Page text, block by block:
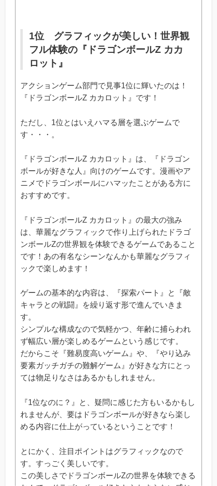
1位 グラフィックが美しい！世界観
フル体験の『ドラゴンボールZ カカ
ロット』
アクションゲーム部門で見事1位に輝いたのは！
『ドラゴンボールZ カカロット』です！
ただし、1位とはいえハマる層を選ぶゲームで
す・・・。
『ドラゴンボールZ カカロット』は、『ドラゴン
ボールが好きな人』向けのゲームです。漫画やア
ニメでドラゴンボールにハマッたことがある方に
おすすめです。
『ドラゴンボールZ カカロット』の最大の強み
は、華麗なグラフィックで作り上げられたドラゴ
ンボールZの世界観を体験できるゲームであること
です！あの有名なシーンなんかも華麗なグラフィ
ックで楽しめます！
ゲームの基本的な内容は、『探索パート』と『敵
キャラとの戦闘』を繰り返す形で進んでいきま
す。
シンプルな構成なので気軽かつ、年齢に捕らわれ
ず幅広い層が楽しめるゲームという感じです。
だからこそ『難易度高いゲーム』や、『やり込み
要素ガッチガチの難解ゲーム』が好きな方にとっ
ては物足りなさはあるかもしれません。
『1位なのに？』と、疑問に感じた方もいるかもし
れませんが、要はドラゴンボールが好きなら楽し
める内容に仕上がっているということです！
とにかく、注目ポイントはグラフィックなので
す。すっごく美しいです。
この美しさでドラゴンボールZの世界を体験できる